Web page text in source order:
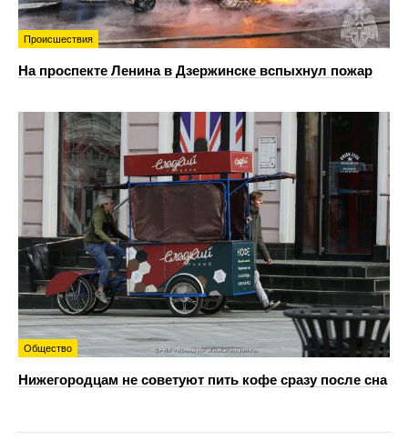
Происшествия
На проспекте Ленина в Дзержинске вспыхнул пожар
Общество
Нижегородцам не советуют пить кофе сразу после сна